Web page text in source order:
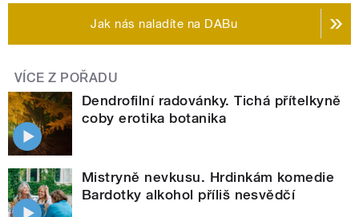
Jak nás naladíte na DABu
VÍCE Z POŘADU
Dendrofilní radovánky. Tichá přítelkyně
coby erotika botanika
Mistryně nevkusu. Hrdinkám komedie
Bardotky alkohol příliš nesvědčí